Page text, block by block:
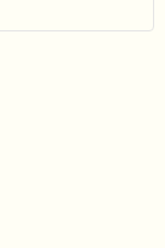
um mehrere
Als sie
ihn nicht
bei sich auf.